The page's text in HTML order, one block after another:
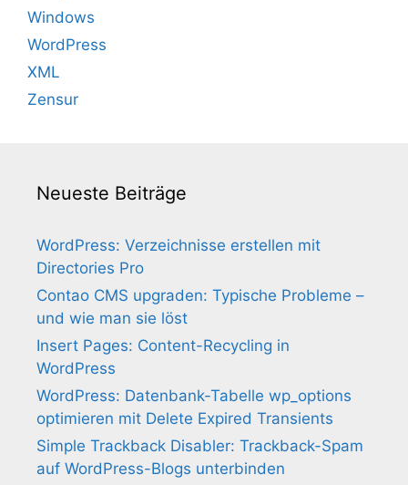
Windows
WordPress
XML
Zensur
Neueste Beiträge
WordPress: Verzeichnisse erstellen mit
Directories Pro
Contao CMS upgraden: Typische Probleme –
und wie man sie löst
Insert Pages: Content-Recycling in
WordPress
WordPress: Datenbank-Tabelle wp_options
optimieren mit Delete Expired Transients
Simple Trackback Disabler: Trackback-Spam
auf WordPress-Blogs unterbinden